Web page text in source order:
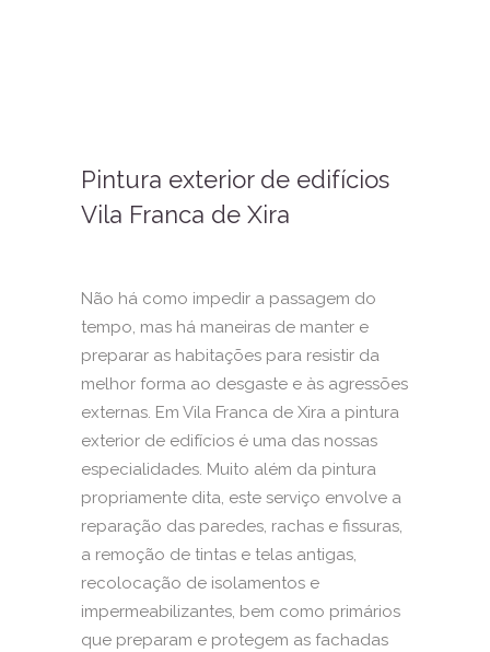
Pintura exterior de edifícios
Vila Franca de Xira
Não há como impedir a passagem do
tempo, mas há maneiras de manter e
preparar as habitações para resistir da
melhor forma ao desgaste e às agressões
externas. Em Vila Franca de Xira a pintura
exterior de edifícios é uma das nossas
especialidades. Muito além da pintura
propriamente dita, este serviço envolve a
reparação das paredes, rachas e fissuras,
a remoção de tintas e telas antigas,
recolocação de isolamentos e
impermeabilizantes, bem como primários
que preparam e protegem as fachadas